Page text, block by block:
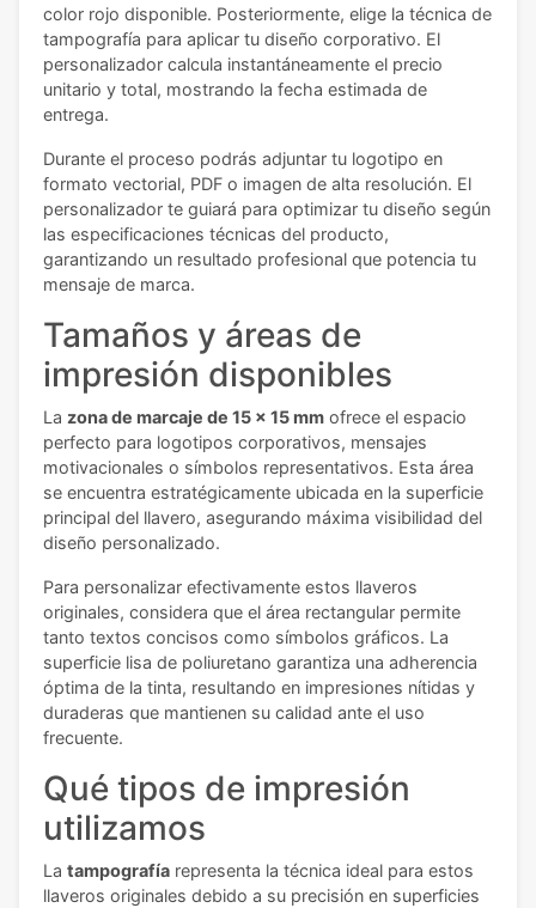
color rojo disponible. Posteriormente, elige la técnica de
tampografía para aplicar tu diseño corporativo. El
personalizador calcula instantáneamente el precio
unitario y total, mostrando la fecha estimada de
entrega.
Durante el proceso podrás adjuntar tu logotipo en
formato vectorial, PDF o imagen de alta resolución. El
personalizador te guiará para optimizar tu diseño según
las especificaciones técnicas del producto,
garantizando un resultado profesional que potencia tu
mensaje de marca.
Tamaños y áreas de
impresión disponibles
La zona de marcaje de 15 x 15 mm ofrece el espacio
perfecto para logotipos corporativos, mensajes
motivacionales o símbolos representativos. Esta área
se encuentra estratégicamente ubicada en la superficie
principal del llavero, asegurando máxima visibilidad del
diseño personalizado.
Para personalizar efectivamente estos llaveros
originales, considera que el área rectangular permite
tanto textos concisos como símbolos gráficos. La
superficie lisa de poliuretano garantiza una adherencia
óptima de la tinta, resultando en impresiones nítidas y
duraderas que mantienen su calidad ante el uso
frecuente.
Qué tipos de impresión
utilizamos
La tampografía representa la técnica ideal para estos
llaveros originales debido a su precisión en superficies